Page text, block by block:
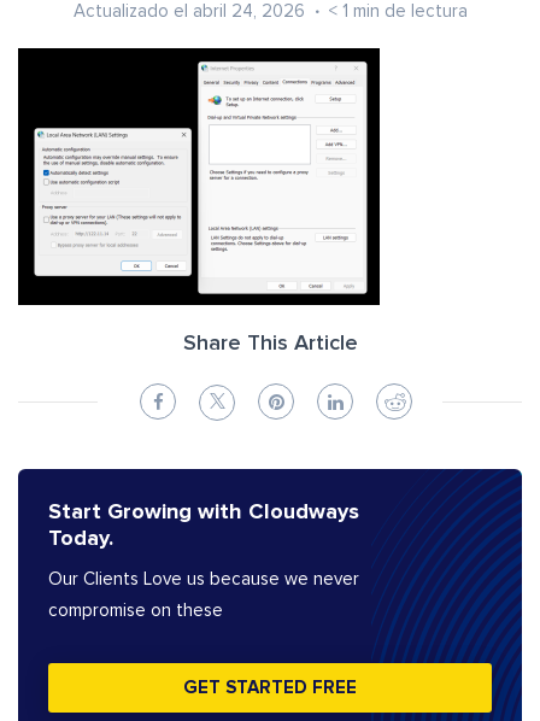
Actualizado el abril 24, 2026 < 1 min de lectura
Share This Article
Start Growing with Cloudways
Today.
Our Clients Love us because we never
compromise on these
GET STARTED FREE